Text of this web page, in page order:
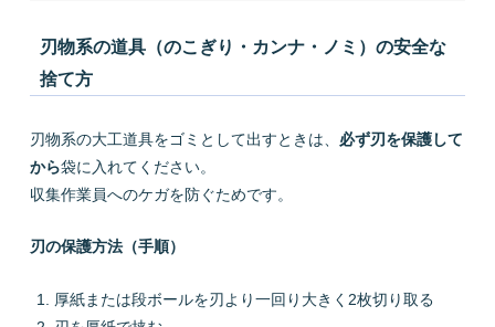
刃物系の道具（のこぎり・カンナ・ノミ）の安全な
捨て方
刃物系の大工道具をゴミとして出すときは、 必ず刃を保護して
から袋に入れてください。
収集作業員へのケガを防ぐためです。
刃の保護方法（手順）
厚紙または段ボールを刃より一回り大きく2枚切り取る